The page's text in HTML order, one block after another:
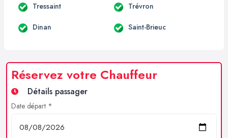
Tressaint Trévron
Dinan Saint-Brieuc
Réservez votre Chauffeur
Détails passager
Date départ *